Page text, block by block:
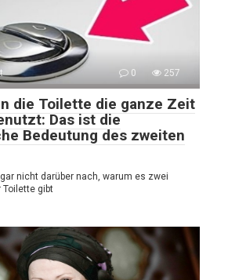
0 257
die Toilette die ganze Zeit
Das ist die
Bedeutung des zweiten
nicht darüber nach, warum es zwei
Toilette gibt